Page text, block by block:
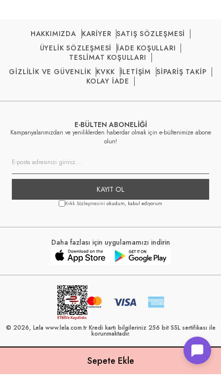
HAKKIMIZDA KARİYER SATIŞ SÖZLEŞMESİ
ÜYELİK SÖZLEŞMESİ
İADE KOŞULLARI
TESLİMAT KOŞULLARI
GİZLİLİK VE GÜVENLİK KVKK İLETİŞİM
SİPARİŞ TAKİP
KOLAY İADE
E-BÜLTEN ABONELİĞİ
Kampanyalarımızdan ve yeniliklerden haberdar olmak için e-bültenimize abone
olun!
KAYIT OL
Kvkk Sözleşmesini okudum, kabul ediyorum
Daha fazlası için uygulamamızı indirin
© 2026, Lela www.lela.com.tr Kredi kartı bilgileriniz 256 bit SSL sertifikası ile
korunmaktadır.
Lela, 40 yılı aşkın perakende geçmişine sahip ve Türkiye’nin çeşitli illerinde
22 şubesi bulunan Çetin Family Mağazacılık tarafından kurulmuştur.